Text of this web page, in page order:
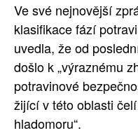
Ve své nejnovější
klasifikace fází
uvedla, že od
došlo k „výraznému
potravinové
žijící v této oblasti
hladomoru“.